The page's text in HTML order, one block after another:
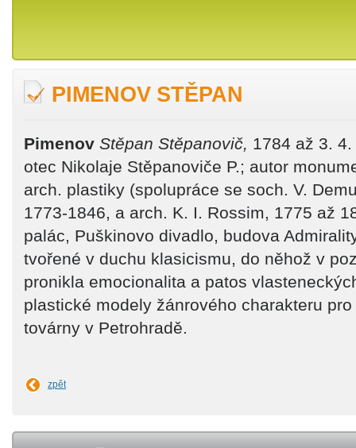
PIMENOV STĚPAN
Pimenov Stěpan Stěpanovič, 1784 až 3.
otec Nikolaje Stěpanoviče P.; autor
arch. plastiky (spolupráce se soch. V.
1773-1846, a arch. K. I. Rossim, 1775 až
palác, Puškinovo divadlo, budova
tvořené v duchu klasicismu, do něhož v
pronikla emocionalita a patos
plastické modely žánrového charakteru
továrny v Petrohradě.
zpět